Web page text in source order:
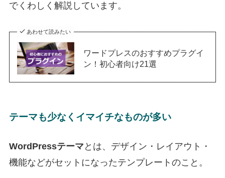
でくわしく解説しています。
あわせて読みたい
ワードプレスのおすすめプラグイ
ン！初心者向け21選
テーマも少なくイマイチなものが多い
WordPressテーマ とは、デザイン・レイアウト・
機能などがセットになったテンプレートのこと。